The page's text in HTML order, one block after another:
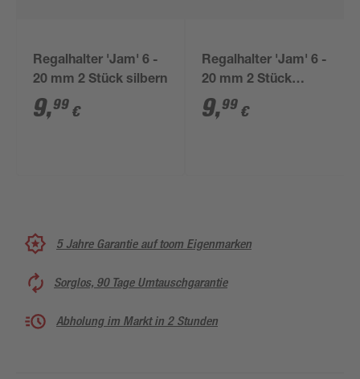
Regalhalter 'Jam' 6 -
20 mm 2 Stück silbern
9,99 €
Regalhalter 'Jam' 6 -
20 mm 2 Stück
edelstahlfarben
9,99 €
5 Jahre Garantie auf toom Eigenmarken
Sorglos, 90 Tage Umtauschgarantie
Abholung im Markt in 2 Stunden